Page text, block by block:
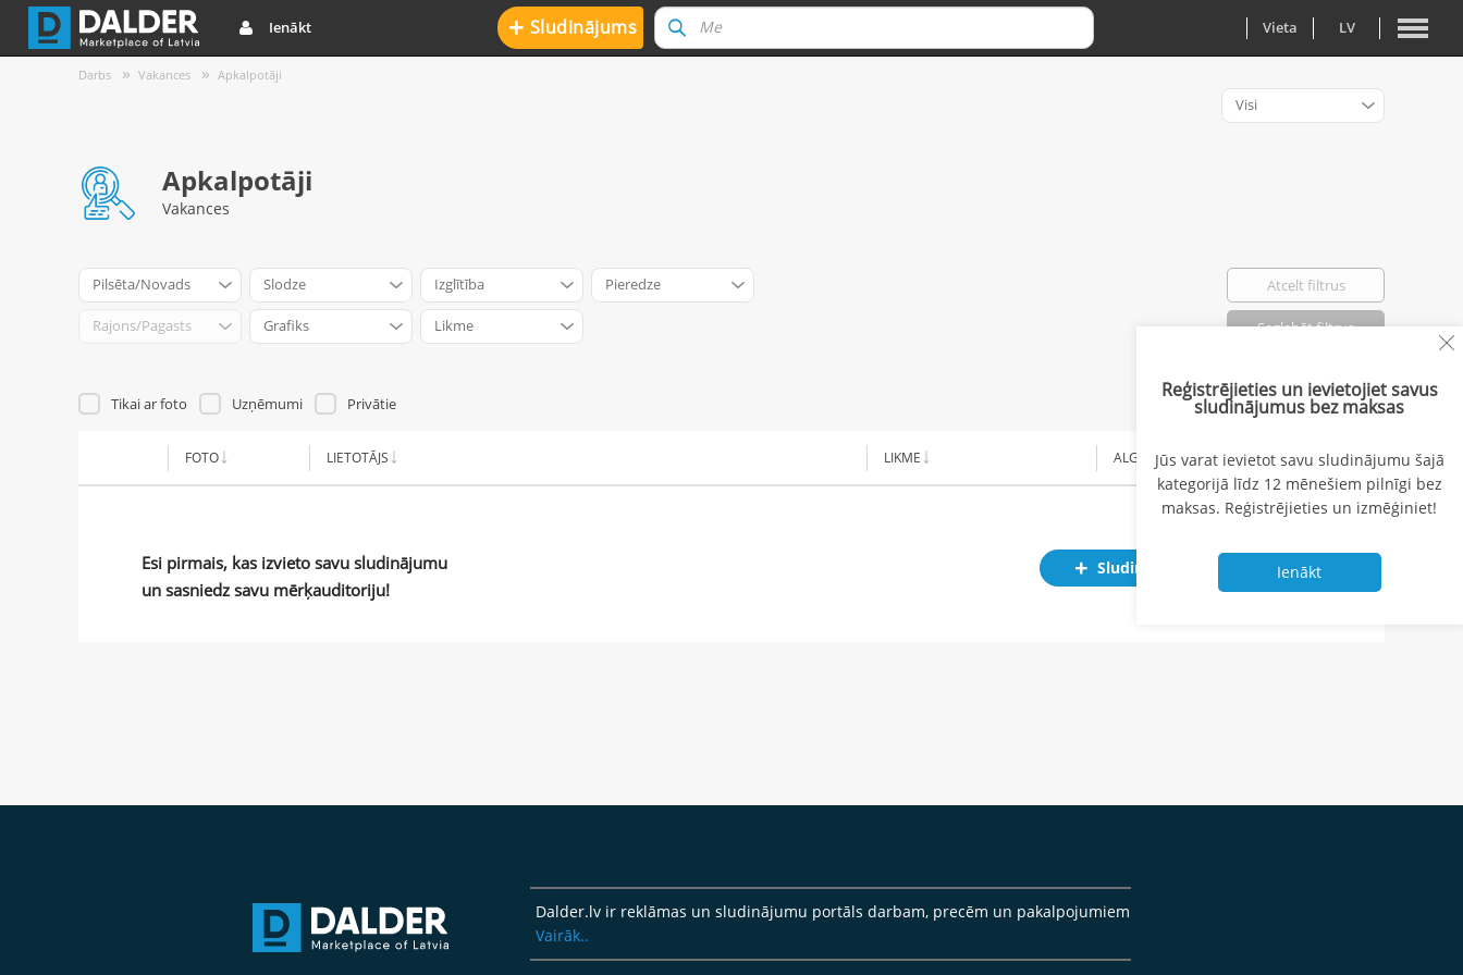
Ienākt + Sludinājums Vieta LV
Darbs Vakances Apkalpotāji
Apkalpotāji
Vakances
Pilsēta/Novads Slodze Izglītība Pieredze
Rajons/Pagasts Grafiks Likme
Atcelt filtrus
Saglabāt filtrus
Visi
Tikai ar foto Uzņēmumi Privātie Atlasīti: 0
FOTO LIETOTĀJS LIKME ALGA NO
Esi pirmais, kas izvieto savu sludinājumu
un sasniedz savu mērķauditoriju!
Sludinājums
Reģistrējieties un ievietojiet savus
sludinājumus bez maksas
Jūs varat ievietot savu sludinājumu šajā
kategorijā līdz 12 mēnešiem pilnīgi bez
maksas. Reģistrējieties un izmēģiniet!
Ienākt
Dalder.lv ir reklāmas un sludinājumu portāls darbam, precēm un pakalpojumiem
Vairāk..